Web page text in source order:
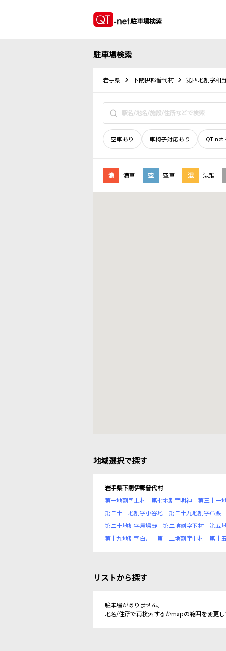
駐車場検索
駐車場検索
岩手県 下閉伊郡普代村 第四地割字和
空車あり 車椅子対応あり QT-net
満 満車 空 空車 混 混雑
地域選択で探す
岩手県下閉伊郡普代村
第一地割字上村
第七地割字明神 第三十一
第二十三地割字小谷地
第二十九地割字芦渡
第二十地割字馬場野
第二地割字下村 第五
第十九地割字白井
第十二地割字中村 第十
リストから探す
駐車場がありません。
地名/住所で再検索するかmapの範囲を変更し